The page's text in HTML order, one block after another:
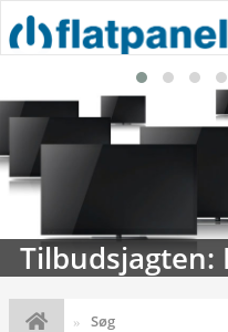
Tilbudsjagten:
Søg